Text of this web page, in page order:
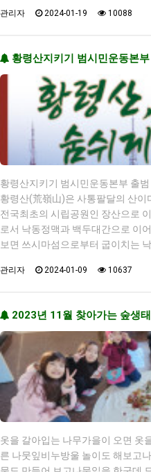
관리자 2024-01-19 10088
황령산지키기 범시민운동본
황령산지키기 범시민운동본부 출
황령산(荒嶺山)은 사통팔달의 산
전국최초의 시립공원인 장산으로
로서 낙동정맥과 백두대간으로 이
보면 쓰시마섬으로부터 굽이치는
관리자 2024-01-09 10637
2023년 11월 찾아가는 숲생
옷을 갈아입는 나무가을이 오면 옷
른 나뭇잎비누방울 놀이도 해보고